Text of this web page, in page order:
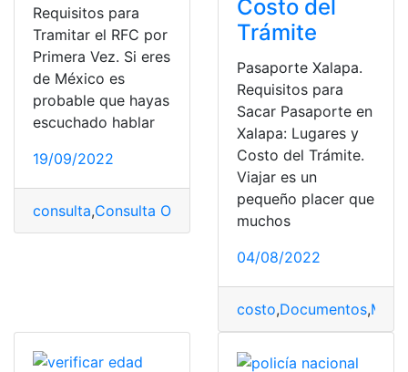
Requisitos para
Tramitar el RFC por
Primera Vez. Si eres
de México es
probable que hayas
escuchado hablar
19/09/2022
consulta,Consulta Online proceso,Registro Federal
Costo del
Trámite
Pasaporte Xalapa.
Requisitos para
Sacar Pasaporte en
Xalapa: Lugares y
Costo del Trámite.
Viajar es un
pequeño placer que
muchos
04/08/2022
costo,Documentos,